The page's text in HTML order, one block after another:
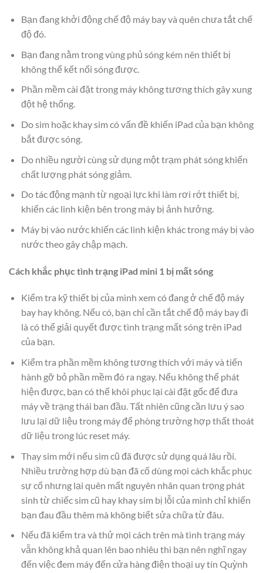
Bạn đang khởi động chế độ máy bay và quên chưa tắt chế
độ đó.
Bạn đang nằm trong vùng phủ sóng kém nên thiết bị
không thể kết nối sóng được.
Phần mềm cài đặt trong máy không tương thích gây xung
đột hệ thống.
Do sim hoặc khay sim có vấn đề khiến iPad của bạn không
bắt được sóng.
Do nhiều người cùng sử dụng một trạm phát sóng khiến
chất lượng phát sóng giảm.
Do tác động mạnh từ ngoại lực khi làm rơi rớt thiết bị,
khiến các linh kiện bên trong máy bị ảnh hưởng.
Máy bị vào nước khiến các linh kiện khác trong máy bị vào
nước theo gây chập mạch.
Cách khắc phục tình trạng iPad mini 1 bị mất sóng
Kiểm tra kỹ thiết bị của mình xem có đang ở chế độ máy
bay hay không. Nếu có, bạn chỉ cần tắt chế độ máy bay đi
là có thể giải quyết được tình trạng mất sóng trên iPad
của bạn.
Kiểm tra phần mềm không tương thích với máy và tiến
hành gỡ bỏ phần mềm đó ra ngay. Nếu không thể phát
hiện được, bạn có thể khôi phục lại cài đặt gốc để đưa
máy về trạng thái ban đầu. Tất nhiên cũng cần lưu ý sao
lưu lại dữ liệu trong máy để phòng trường hợp thất thoát
dữ liệu trong lúc reset máy.
Thay sim mới nếu sim cũ đã được sử dụng quá lâu rồi.
Nhiều trường hợp dù bạn đã cố dùng mọi cách khắc phục
sự cố nhưng lại quên mất nguyên nhân quan trọng phát
sinh từ chiếc sim cũ hay khay sim bị lỗi của mình chỉ khiến
bạn đau đầu thêm mà không biết sửa chữa từ đâu.
Nếu đã kiểm tra và thử mọi cách trên mà tình trạng máy
vẫn không khả quan lên bao nhiêu thì bạn nên nghĩ ngay
đến việc đem máy đến cửa hàng điện thoại uy tín Quỳnh